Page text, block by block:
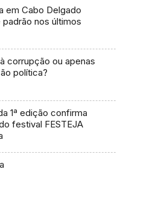
em Cabo Delgado
nos últimos
corrupção ou apenas
política?
1ª edição confirma
festival FESTEJA